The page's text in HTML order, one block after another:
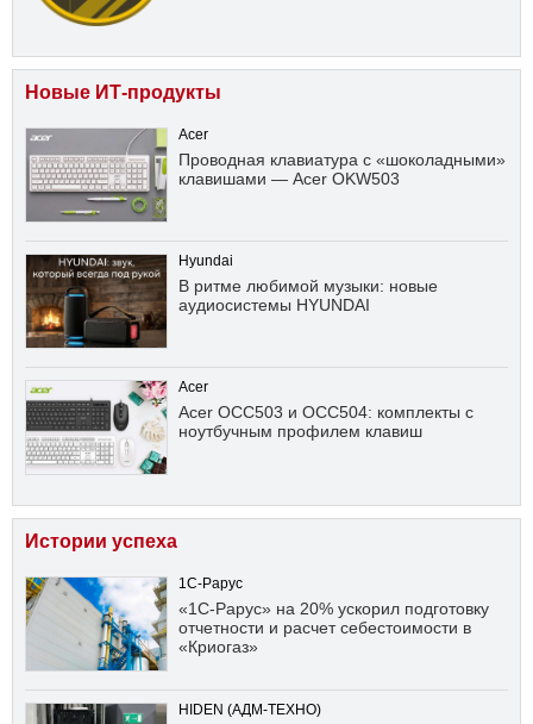
Новые ИТ-продукты
Acer
Проводная клавиатура с «шоколадными»
клавишами — Acer OKW503
Hyundai
В ритме любимой музыки: новые
аудиосистемы HYUNDAI
Acer
Acer OCC503 и OCC504: комплекты с
ноутбучным профилем клавиш
Истории успеха
1С-Рарус
«1С-Рарус» на 20% ускорил подготовку
отчетности и расчет себестоимости в
«Криогаз»
HIDEN (АДМ-ТЕХНО)